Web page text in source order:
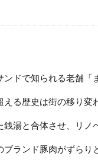
ンドで知られる老舗「
える歴史は街の移り変
銭湯と合体させ、リノ
ブランド豚肉がずらり